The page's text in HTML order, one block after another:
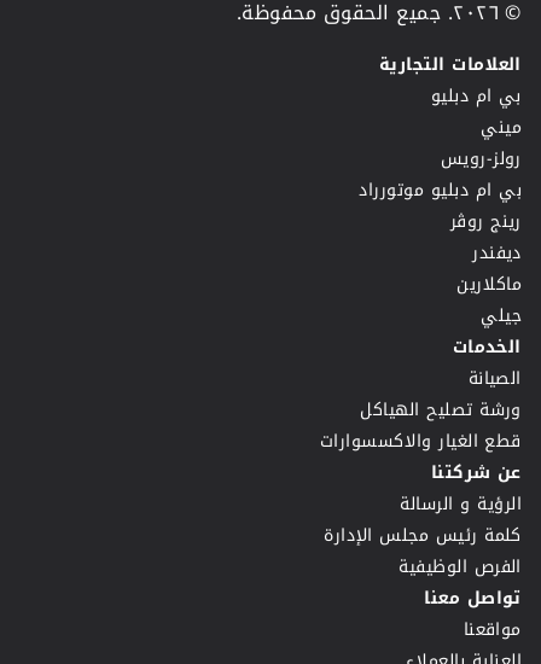
© ٢٠٢٦. جميع الحقوق محفوظة.
العلامات التجارية
بي ام دبليو
ميني
رولز-رويس
بي ام دبليو موتورراد
رينج روڤر
ديفندر
ماكلارين
جيلي
الخدمات
الصيانة
ورشة تصليح الهياكل
قطع الغيار والاكسسوارات
عن شركتنا
الرؤية و الرسالة
كلمة رئيس مجلس الإدارة
الفرص الوظيفية
تواصل معنا
مواقعنا